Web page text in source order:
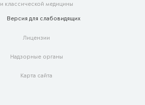
и классической медицины
Версия для слабовидящих
Лицензии
Надзорные органы
Карта сайта